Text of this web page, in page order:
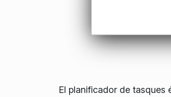
El planificador de tasques